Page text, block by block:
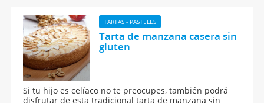
TARTAS - PASTELES
Tarta de manzana casera sin
gluten
Si tu hijo es celíaco no te preocupes, también podrá
disfrutar de esta tradicional tarta de manzana sin